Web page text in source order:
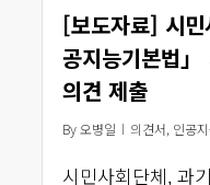
[보도자료] 시
공지능기본법
의견 제출
By 오병일 의견서, 인공
시민사회단체, 과